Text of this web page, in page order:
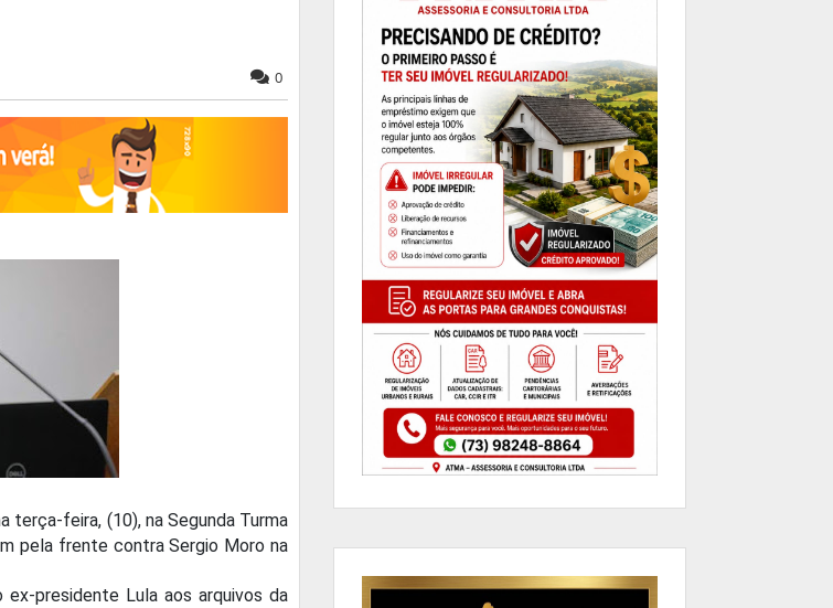
0
terça-feira, (10), na Segunda Turma
pela frente contra Sergio Moro na
presidente Lula aos arquivos da